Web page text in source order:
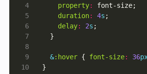
4
5
6
7
8
9
10
property:
duration: 4s
delay: 2s
&:hover { font-size: 36
}